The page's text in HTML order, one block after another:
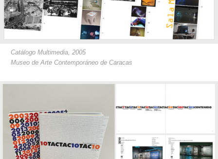
Catálogo Multimedia, 2005
Museo de Arte Contemporáneo de Caracas